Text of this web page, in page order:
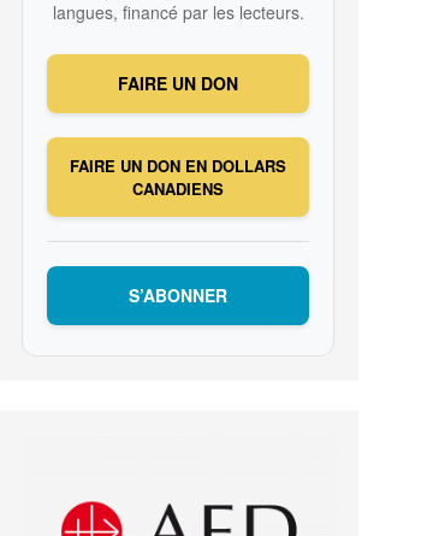
langues, financé par les lecteurs.
FAIRE UN DON
FAIRE UN DON EN DOLLARS
CANADIENS
S’ABONNER